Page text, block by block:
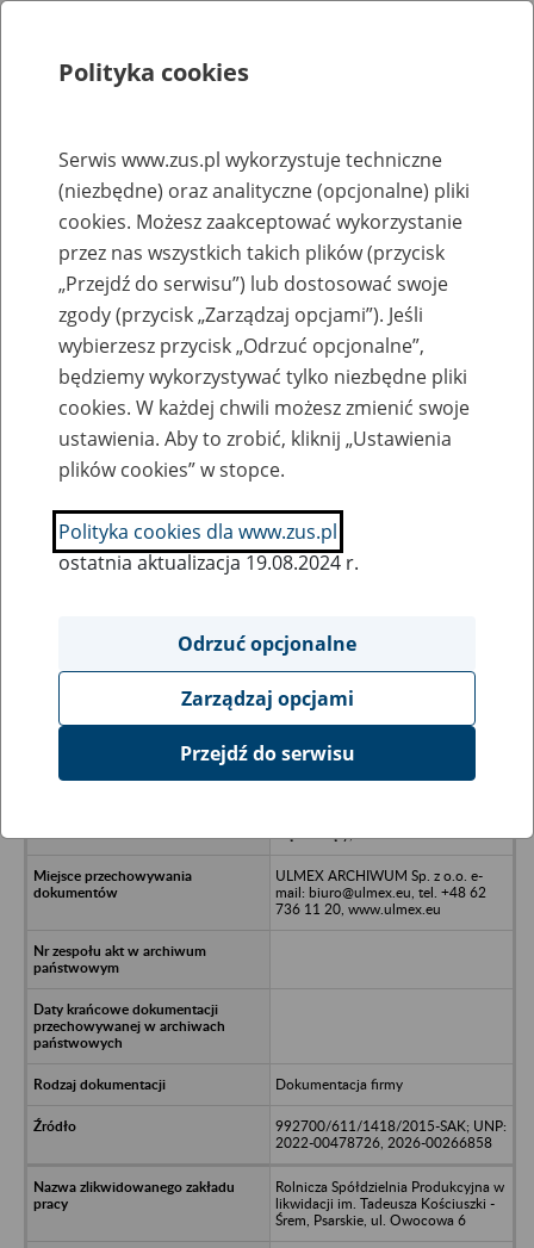
Rejestry, ewidencje i archiwa
Baza zlikwidowanych lub
przekształconych zakładów pracy
Nazwa zakładu pracy:
SZUKAJ
Ukryj wszystkie pozycje bazy
Rolnicza Spółdzielnia Produkcyjna
ULMEX ARCHIWUM Sp. z o.o. e-
mail: biuro@ulmex.eu, tel. +48 62
736 11 20, www.ulmex.eu
Dokumentacja firmy
992700/611/1418/2015-SAK; UNP:
2022-00478726, 2026-00266858
Rolnicza Spółdzielnia Produkcyjna w
likwidacji im. Tadeusza Kościuszki -
Śrem, Psarskie, ul. Owocowa 6
Polityka cookies
Serwis www.zus.pl wykorzystuje techniczne
(niezbędne) oraz analityczne (opcjonalne) pliki
cookies. Możesz zaakceptować wykorzystanie
przez nas wszystkich takich plików (przycisk
„Przejdź do serwisu”) lub dostosować swoje
zgody (przycisk „Zarządzaj opcjami”). Jeśli
wybierzesz przycisk „Odrzuć opcjonalne”,
będziemy wykorzystywać tylko niezbędne pliki
cookies. W każdej chwili możesz zmienić swoje
ustawienia. Aby to zrobić, kliknij „Ustawienia
plików cookies” w stopce.
Polityka cookies dla www.zus.pl
ostatnia aktualizacja 19.08.2024 r.
Odrzuć opcjonalne
Zarządzaj opcjami
Przejdź do serwisu